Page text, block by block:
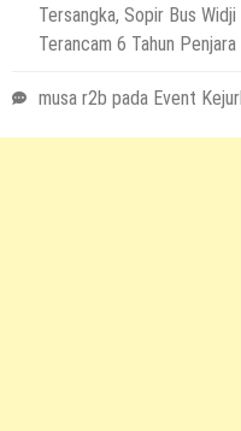
Tersangka, Sopir Bus
Terancam 6 Tahun Penjara
musa r2b pada Event